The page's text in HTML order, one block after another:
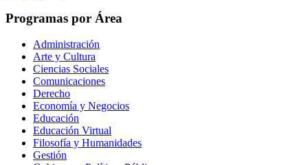
Programas por Área
Administración
Arte y Cultura
Ciencias Sociales
Comunicaciones
Derecho
Economía y Negocios
Educación
Educación Virtual
Filosofía y Humanidades
Gestión